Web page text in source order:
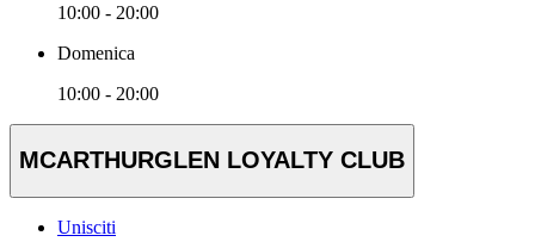
10:00 - 20:00
Domenica
10:00 - 20:00
MCARTHURGLEN LOYALTY CLUB
Unisciti